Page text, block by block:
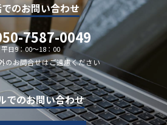
のお問い合わせ
7587-0049
平日9：00～18：00
のお問合せはご遠慮ください
でのお問い合わせ